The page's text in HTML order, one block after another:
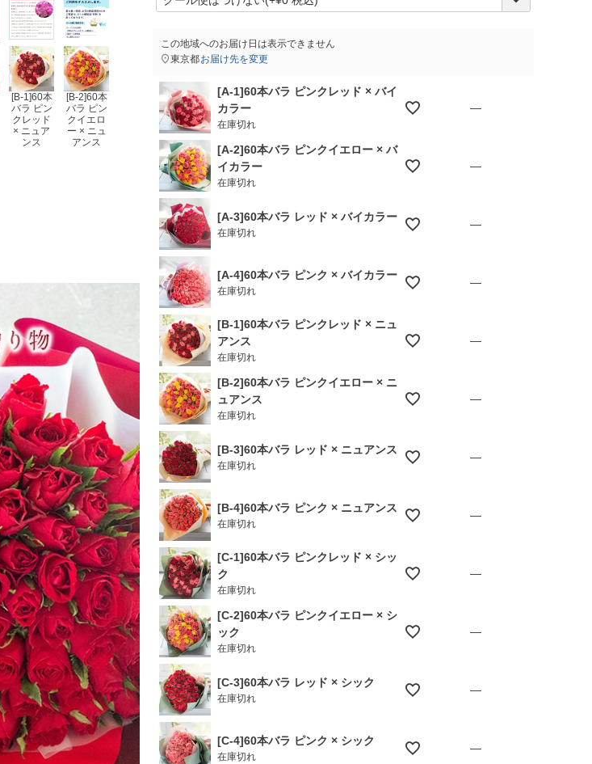
[B-1]60本
バラ ピン
クレッド
× ニュア
ンス
[B-2]60本
バラ ピン
クイエロ
ー × ニュ
アンス
この地域へのお届け日は表示できません
東京都お届け先を変更
[A-1]60本バラ ピンクレッド × バイ
カラー
在庫切れ
—
[A-2]60本バラ ピンクイエロー × バ
イカラー
在庫切れ
—
[A-3]60本バラ レッド × バイカラー
在庫切れ
—
[A-4]60本バラ ピンク × バイカラー
在庫切れ
—
[B-1]60本バラ ピンクレッド × ニュ
アンス
在庫切れ
—
[B-2]60本バラ ピンクイエロー × ニ
ュアンス
在庫切れ
—
[B-3]60本バラ レッド × ニュアンス
在庫切れ
—
[B-4]60本バラ ピンク × ニュアンス
在庫切れ
—
[C-1]60本バラ ピンクレッド × シッ
ク
在庫切れ
—
[C-2]60本バラ ピンクイエロー × シ
ック
在庫切れ
—
[C-3]60本バラ レッド × シック
在庫切れ
—
[C-4]60本バラ ピンク × シック
在庫切れ
—